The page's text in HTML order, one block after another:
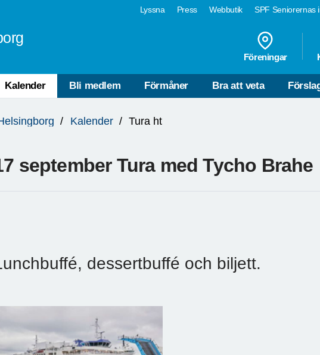
Lyssna Press Webbutik SPF Seniorernas
Föreningar
Kalender Bli medlem Förmåner Bra att veta
Kalender Tura ht
september Tura med Tycho Brahe
dessertbuffé och biljett.